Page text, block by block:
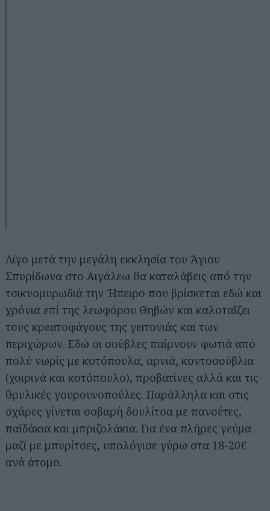
Λίγο μετά την μεγάλη εκκλησία του Άγιου
Σπυρίδωνα στο Αιγάλεω θα καταλάβεις από την
τσικνομυρωδιά την Ήπειρο που βρίσκεται εδώ και
χρόνια επί της λεωφόρου Θηβών και καλοταΐζει
τους κρεατοφάγους της γειτονιάς και των
περιχώρων. Εδώ οι σούβλες παίρνουν φωτιά από
πολύ νωρίς με κοτόπουλα, αρνιά, κοντοσούβλια
(χοιρινά και κοτόπουλο), προβατίνες αλλά και τις
θρυλικές γουρουνοπούλες. Παράλληλα και στις
σχάρες γίνεται σοβαρή δουλίτσα με πανσέτες,
παϊδάκια και μπριζολάκια. Για ένα πλήρες γεύμα
μαζί με μπυρίτσες, υπολόγισε γύρω στα 18-20€
ανά άτομο.